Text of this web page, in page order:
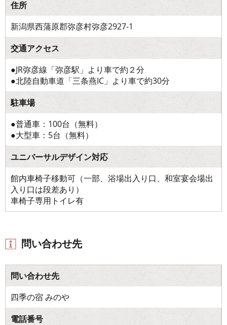
住所
新潟県西蒲原郡弥彦村弥彦2927-1
交通アクセス
●JR弥彦線「弥彦駅」より車で約２分
●北陸自動車道「三条燕IC」より車で約30分
駐車場
●普通車：100台（無料）
●大型車：5台（無料）
ユニバーサルデザイン対応
館内車椅子移動可（一部、浴場出入り口、和室宴会場出
入り口は段差あり）
車椅子専用トイレ有
問い合わせ先
問い合わせ先
四季の宿 みのや
電話番号